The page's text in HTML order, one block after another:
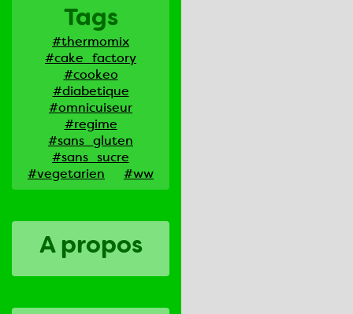
Tags
#thermomix
#cake_factory
#cookeo
#diabetique
#omnicuiseur
#regime
#sans_gluten
#sans_sucre
#vegetarien
#ww
A propos